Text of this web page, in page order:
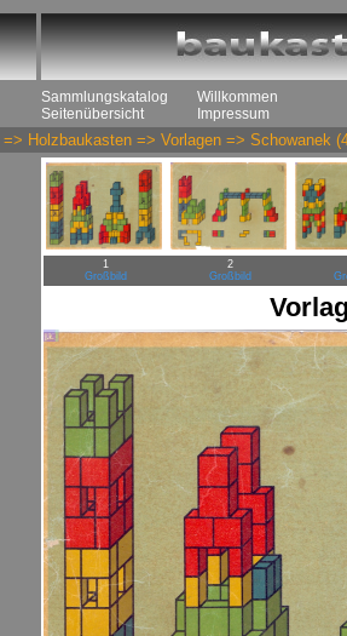
Sammlungskatalog
Seitenübersicht
Willkommen
Impressum
=> Holzbaukasten => Vorlagen => Schowanek
1
Großbild
2
Großbild